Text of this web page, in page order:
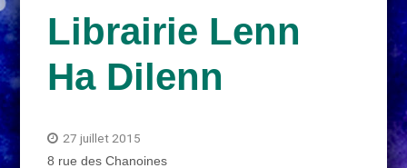
Librairie Lenn
Ha Dilenn
27 juillet 2015
8 rue des Chanoines